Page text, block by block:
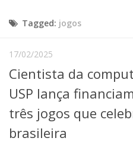
Escola, Institutos e Órgãos
Núcleos e Comissões
Telefones e Mapas
Pessoas
Graduação
Pós-Graduação
Tagged: jogos
17/02/2025
Cientista da
USP lança
três jogos que
brasileira